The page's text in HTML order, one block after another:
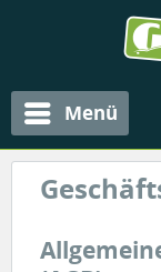
Menü